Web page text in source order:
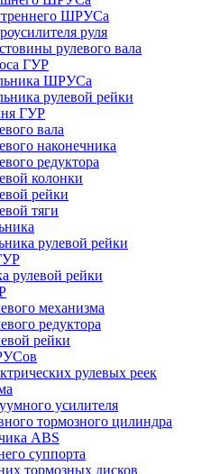
ШРУСа
руля
рулевого вала
ГУР
ШРУСа
рулевой рейки
ГУР
вала
наконечника
редуктора
колонки
рейки
тяги
рулевой рейки
рулевой рейки
механизма
редуктора
рейки
рулевых реек
усилителя
тормозного цилиндра
ABS
суппорта
тормозных дисков